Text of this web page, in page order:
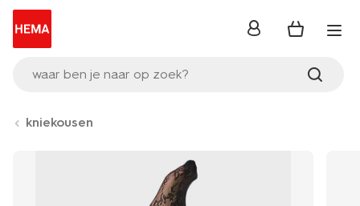
waar ben je naar op zoek?
inloggen
kniekousen